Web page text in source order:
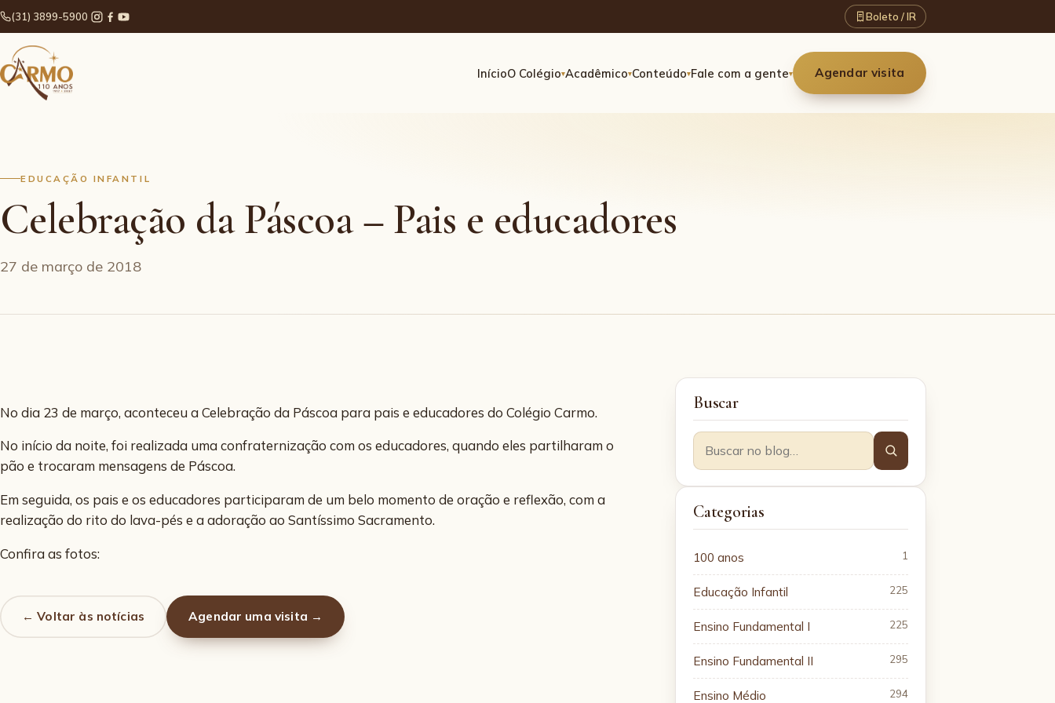
(31) 3899-5900 Boleto / IR
InícioO Colégio▾Acadêmico▾Conteúdo▾Fale com a gente▾ Agendar visita
EDUCAÇÃO INFANTIL
Celebração da Páscoa – Pais e educadores
27 de março de 2018
No dia 23 de março, aconteceu a Celebração da Páscoa para pais e educadores do Colégio Carmo.
No início da noite, foi realizada uma confraternização com os educadores, quando eles partilharam o
pão e trocaram mensagens de Páscoa.
Em seguida, os pais e os educadores participaram de um belo momento de oração e reflexão, com a
realização do rito do lava-pés e a adoração ao Santíssimo Sacramento.
Confira as fotos:
← Voltar às notícias Agendar uma visita →
Buscar
Categorias
100 anos 1
Educação Infantil 225
Ensino Fundamental I 225
Ensino Fundamental II 295
Ensino Médio 294